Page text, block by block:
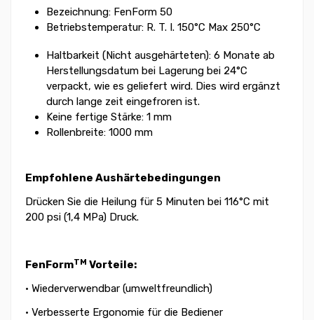
Bezeichnung: FenForm 50
Betriebstemperatur: R. T. I. 150°C Max 250°C
Haltbarkeit (Nicht ausgehärteten): 6 Monate ab
Herstellungsdatum bei Lagerung bei 24°C
verpackt, wie es geliefert wird. Dies wird ergänzt
durch lange zeit eingefroren ist.
Keine fertige Stärke: 1 mm
Rollenbreite: 1000 mm
Empfohlene Aushärtebedingungen
Drücken Sie die Heilung für 5 Minuten bei 116°C mit
200 psi (1,4 MPa) Druck.
FenFormTM Vorteile:
• Wiederverwendbar (umweltfreundlich)
• Verbesserte Ergonomie für die Bediener